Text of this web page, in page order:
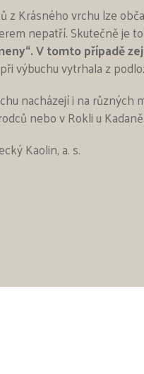
Krásného vrchu lze
nepatří. Skutečně je
V tomto případě
výbuchu vytrhala z
nacházejí i na různých
nebo v Rokli u Kadaně.
Kaolin, a. s.